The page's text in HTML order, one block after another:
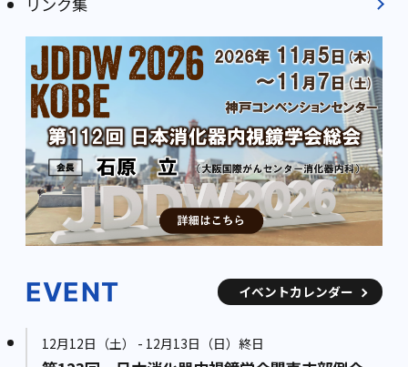
EVENT イベントカレンダー
12月12日（土） - 12月13日（日）終日